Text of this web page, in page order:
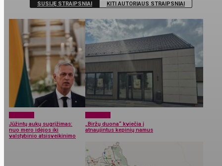
SUSIJĘ STRAIPSNIAI KITI AUTORIAUS STRAIPSNIAI
Jūžintų aukų sugrįžimas:
nuo mero idėjos iki
valstybinio atsisveikinimo
„Biržų duona“ kviečia į
atnaujintus kepinių namus